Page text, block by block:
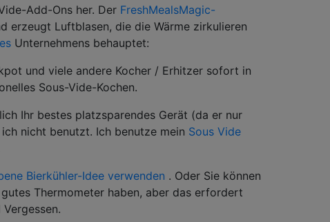
Add-Ons her. Der FreshMealsMagic-
erzeugt Luftblasen, die die Wärme zirkulieren
Unternehmens behauptet:
und viele andere Kocher / Erhitzer sofort in
Sous-Vide-Kochen.
Ihr bestes platzsparendes Gerät (da er nur
nicht benutzt. Ich benutze mein Sous Vide
Bierkühler-Idee verwenden . Oder Sie können
Thermometer haben, aber das erfordert